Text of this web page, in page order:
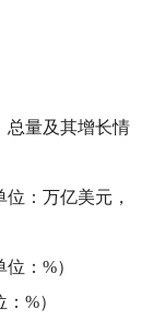
总量及其增长情
位：万亿美元，
：%）
%）